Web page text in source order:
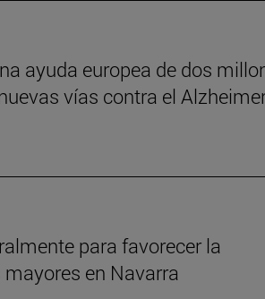
ayuda europea de dos
vías contra el
para favorecer la
en Navarra